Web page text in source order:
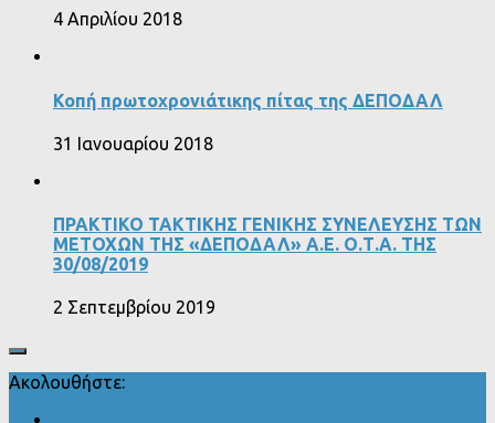
4 Απριλίου 2018
Κοπή πρωτοχρονιάτικης πίτας της ΔΕΠΟΔΑΛ
31 Ιανουαρίου 2018
ΠPAKTIKO ΤΑΚΤΙΚΗΣ ΓENIKHΣ ΣYNEΛEYΣHΣ TΩN
METOXΩN THΣ «ΔΕΠΟΔΑΛ» A.E. Ο.Τ.Α. THΣ
30/08/2019
2 Σεπτεμβρίου 2019
Ακολουθήστε: